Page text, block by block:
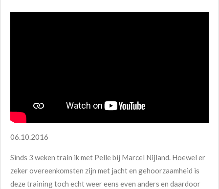
06.10.2016
Sinds 3 weken train ik met Pelle bij Marcel Nijland. Hoewel er
zeker overeenkomsten zijn met jacht en gehoorzaamheid is
deze training toch echt weer eens even anders en daardoor